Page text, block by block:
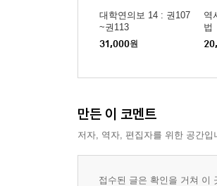
대학연의보 14 : 권107
~권113
31,000원
역
법
만든 이 코멘트
저자, 역자, 편집자를 위한 공간
접수된 글은 확인을 거쳐 이